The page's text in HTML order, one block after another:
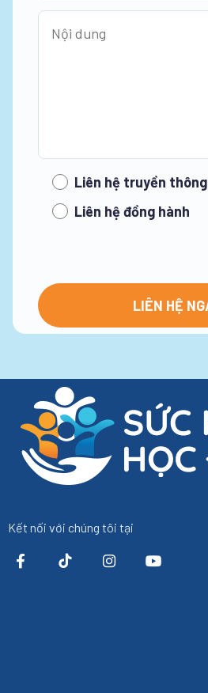
Liên hệ truyền thông
Liên hệ đồng hành
Kết nối với chúng tôi tại